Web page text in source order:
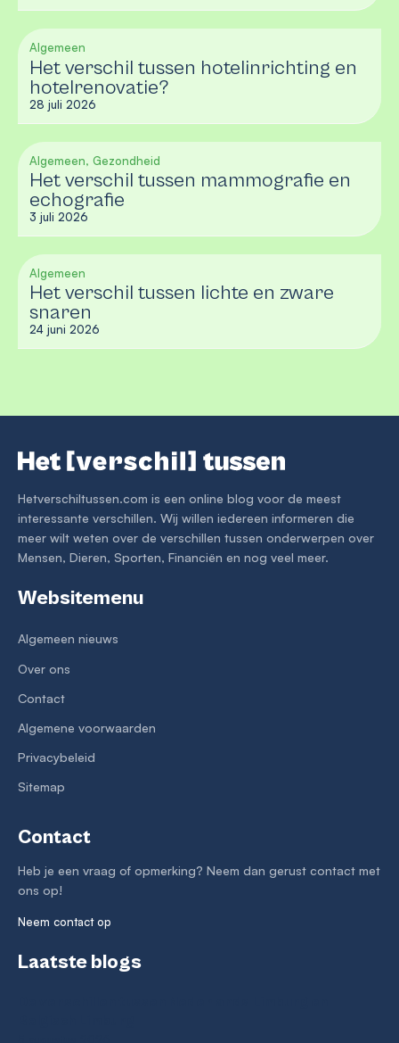
Algemeen
Het verschil tussen hotelinrichting en
hotelrenovatie?
28 juli 2026
Algemeen, Gezondheid
Het verschil tussen mammografie en
echografie
3 juli 2026
Algemeen
Het verschil tussen lichte en zware
snaren
24 juni 2026
Hetverschiltussen.com is een online blog voor de meest
interessante verschillen. Wij willen iedereen informeren die
meer wilt weten over de verschillen tussen onderwerpen over
Mensen, Dieren, Sporten, Financiën en nog veel meer.
Websitemenu
Algemeen nieuws
Over ons
Contact
Algemene voorwaarden
Privacybeleid
Sitemap
Contact
Heb je een vraag of opmerking? Neem dan gerust contact met
ons op!
Neem contact op
Laatste blogs